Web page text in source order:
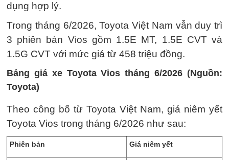
dụng hợp lý.
Trong tháng 6/2026, Toyota Việt Nam vẫn duy trì
3 phiên bản Vios gồm 1.5E MT, 1.5E CVT và
1.5G CVT với mức giá từ 458 triệu đồng.
Bảng giá xe Toyota Vios tháng 6/2026 (Nguồn:
Toyota)
Theo công bố từ Toyota Việt Nam, giá niêm yết
Toyota Vios trong tháng 6/2026 như sau:
Phiên bản Giá niêm yết